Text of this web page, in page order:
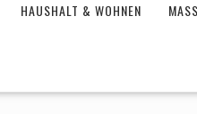
HAUSHALT & WOHNEN